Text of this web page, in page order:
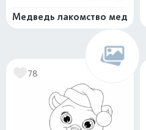
Медведь лакомство мед
78